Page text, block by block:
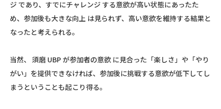
ジ であり、すでにチャレンジ する意欲が高い状態にあったた
め、参加後も大きな向上 は見られず、高い意欲を維持する結果と
なったと考えられる。
当然、 須磨 UBP が参加者の意欲 に見合った「楽しさ」や「やり
がい」を提供できなければ、参加後に挑戦する意欲が低下してし
まうということも起こり得る。